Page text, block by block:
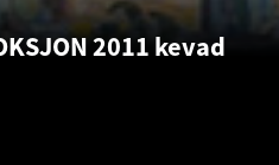
2011 kevad